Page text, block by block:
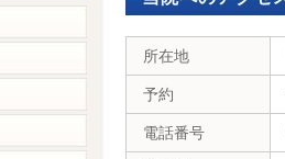
所在地
予約
電話番号